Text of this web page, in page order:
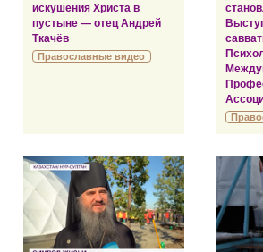
искушения Христа в
пустыне — отец Андрей
Ткачёв
Православные видео